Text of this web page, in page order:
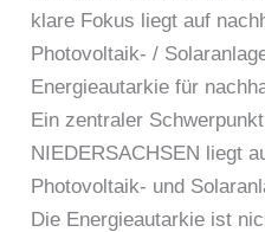
klare Fokus liegt auf
Photovoltaik- /
Energieautarkie für
Ein zentraler
NIEDERSACHSEN liegt
Photovoltaik- und
Die Energieautarkie ist